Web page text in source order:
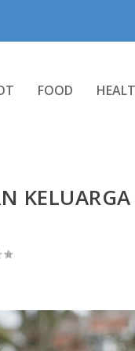
FOOD
KELUARGA